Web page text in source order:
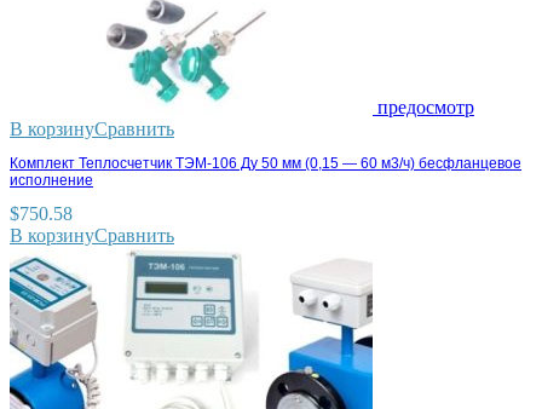
предосмотр
В корзинуСравнить
Комплект Теплосчетчик ТЭМ-106 Ду 50 мм (0,15 — 60 м3/ч) бесфланцевое
исполнение
$750.58
В корзинуСравнить